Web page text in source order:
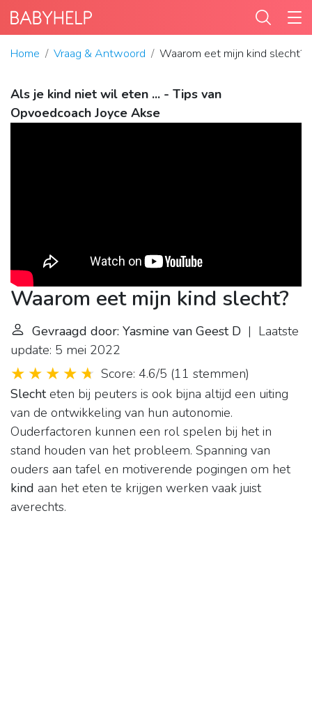
Home Vraag & Antwoord Waarom eet mijn kind slecht?
Als je kind niet wil eten ... - Tips van
Opvoedcoach Joyce Akse
Waarom eet mijn kind slecht?
Gevraagd door: Yasmine van Geest D | Laatste
update: 5 mei 2022
Score: 4.6/5 (11 stemmen)
Slechteten bij peuters is ook bijna altijd een uiting
van de ontwikkeling van hun autonomie.
Ouderfactoren kunnen een rol spelen bij het in
stand houden van het probleem. Spanning van
ouders aan tafel en motiverende pogingen om het
kind aan het eten te krijgen werken vaak juist
averechts.